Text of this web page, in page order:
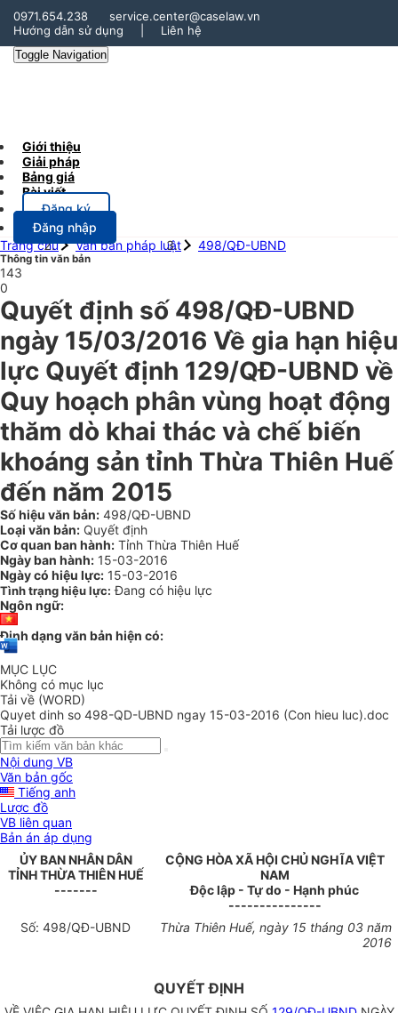
0971.654.238
service.center@caselaw.vn
Hướng dẫn sử dụng
Liên hệ
Toggle Navigation
Giới thiệu
Giải pháp
Bảng giá
Bài viết
Đăng ký
Đăng nhập
Trang chủ
Văn bản pháp luật 498/QĐ-UBND
Thông tin văn bản
143
0
Quyết định số 498/QĐ-UBND
ngày 15/03/2016 Về gia hạn hiệu
lực Quyết định 129/QĐ-UBND về
Quy hoạch phân vùng hoạt động
thăm dò khai thác và chế biến
khoáng sản tỉnh Thừa Thiên Huế
đến năm 2015
Số hiệu văn bản: 498/QĐ-UBND
Loại văn bản: Quyết định
Cơ quan ban hành: Tỉnh Thừa Thiên Huế
Ngày ban hành: 15-03-2016
Ngày có hiệu lực: 15-03-2016
Tình trạng hiệu lực: Đang có hiệu lực
Ngôn ngữ:
Định dạng văn bản hiện có:
MỤC LỤC
Không có mục lục
Tải về (WORD)
Quyet dinh so 498-QD-UBND ngay 15-03-2016 (Con hieu luc).doc
Tải lược đồ
Nội dung VB
Văn bản gốc
Tiếng anh
Lược đồ
VB liên quan
Bản án áp dụng
ỦY BAN NHÂN DÂN
TỈNH THỪA THIÊN HUẾ
-------
CỘNG HÒA XÃ HỘI CHỦ NGHĨA VIỆT
NAM
Độc lập - Tự do - Hạnh phúc
---------------
Số: 498/QĐ-UBND Thừa Thiên Huế, ngày 15 tháng 03 năm
2016
QUYẾT ĐỊNH